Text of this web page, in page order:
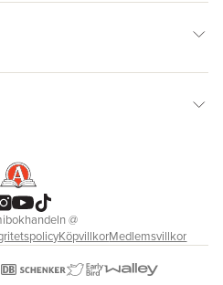
@
KöpvillkorMedlemsvillkor